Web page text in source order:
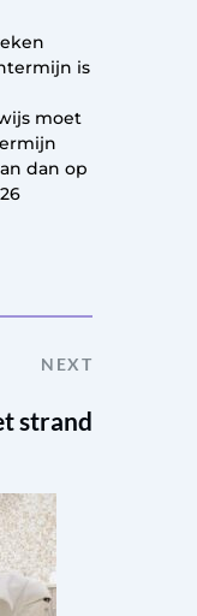
is
moet
dan op
NEXT
strand